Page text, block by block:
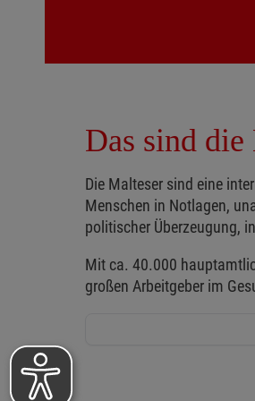
Das sind die
Die Malteser sind eine
Menschen in Notlagen,
politischer Überzeugung,
Mit ca. 40.000
großen Arbeitgeber im